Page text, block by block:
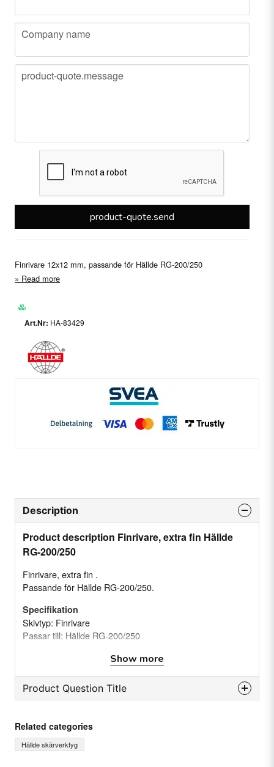
company
Company name
message
product-quote.message
product-quote.send
Finrivare 12x12 mm, passande för Hällde RG-200/250
Read more
HA-83429
Description
Product description Finrivare, extra fin Hällde
RG-200/250
Finrivare, extra fin .
Passande för Hällde RG-200/250.
Specifikation
Skivtyp: Finrivare
Passar till: Hällde RG-200/250
Show more
Product Question Title
Ask us something about this product...
Related categories
Hällde skärverktyg